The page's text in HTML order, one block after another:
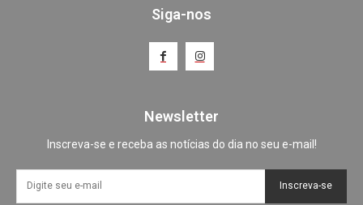
Siga-nos
Newsletter
Inscreva-se e receba as notícias do dia no seu e-mail!
Inscreva-se